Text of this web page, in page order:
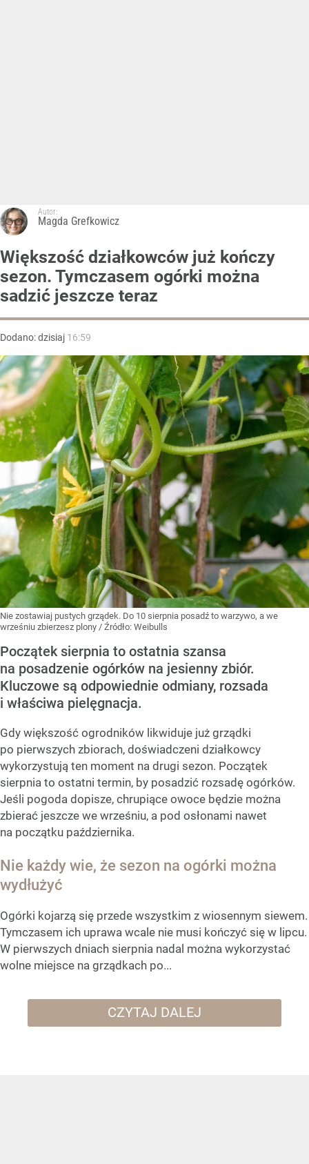
Autor:
Magda Grefkowicz
Większość działkowców już kończy
sezon. Tymczasem ogórki można
sadzić jeszcze teraz
Dodano:dzisiaj 16:59
Nie zostawiaj pustych grządek. Do 10 sierpnia posadź to warzywo, a we
wrześniu zbierzesz plony / Źródło: Weibulls
Początek sierpnia to ostatnia szansa
na posadzenie ogórków na jesienny zbiór.
Kluczowe są odpowiednie odmiany, rozsada
i właściwa pielęgnacja.
Gdy większość ogrodników likwiduje już grządki
po pierwszych zbiorach, doświadczeni działkowcy
wykorzystują ten moment na drugi sezon. Początek
sierpnia to ostatni termin, by posadzić rozsadę ogórków.
Jeśli pogoda dopisze, chrupiące owoce będzie można
zbierać jeszcze we wrześniu, a pod osłonami nawet
na początku października.
Nie każdy wie, że sezon na ogórki można
wydłużyć
Ogórki kojarzą się przede wszystkim z wiosennym siewem.
Tymczasem ich uprawa wcale nie musi kończyć się w lipcu.
W pierwszych dniach sierpnia nadal można wykorzystać
wolne miejsce na grządkach po...
CZYTAJ DALEJ